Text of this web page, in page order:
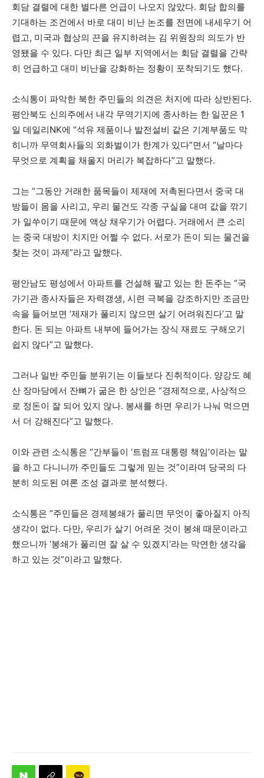
회담 결렬에 대한 별다른 언급이 나오지 않았다. 회담 합의를
기대하는 조건에서 바로 대미 비난 논조를 전면에 내세우기 어
렵고, 미국과 협상의 끈을 유지하려는 김 위원장의 의도가 반
영됐을 수 있다. 다만 최근 일부 지역에서는 회담 결렬을 간략
히 언급하고 대미 비난을 강화하는 정황이 포착되기도 했다.
소식통이 파악한 북한 주민들의 의견은 처지에 따라 상반된다.
평안북도 신의주에서 내각 무역기지에 종사하는 한 일꾼은 1
일 데일리NK에 “석유 제품이나 발전설비 같은 기계부품도 막
히니까 무역회사들의 외화벌이가 한계가 있다”면서 “날마다
무엇으로 계획을 채울지 머리가 복잡하다”고 말했다.
그는 “그동안 거래한 품목들이 제재에 저촉된다면서 중국 대
방들이 몸을 사리고, 우리 물건도 각종 구실을 대며 값을 깎기
가 일쑤이기 때문에 액상 채우기가 어렵다. 거래에서 큰 소리
는 중국 대방이 치지만 어쩔 수 없다. 서로가 돈이 되는 물건을
찾는 것이 과제”라고 말했다.
평안남도 평성에서 아파트를 건설해 팔고 있는 한 돈주는 “국
가기관 종사자들은 자력갱생, 시련 극복을 강조하지만 조금만
속을 들어보면 ‘제재가 풀리지 않으면 살기 어려워진다’고 말
한다. 돈 되는 아파트 내부에 들어가는 장식 재료도 구해오기
쉽지 않다”고 말했다.
그러나 일반 주민들 분위기는 이들보다 진취적이다. 양강도 혜
산 장마당에서 잔뼈가 굶은 한 상인은 “경제적으로, 사상적으
로 정돈이 잘 되어 있지 않나. 봉새를 하면 우리가 나눠 먹으면
서 더 강해진다”고 말했다.
이와 관련 소식통은 “간부들이 ‘트럼프 대통령 책임’이라는 말
을 하고 다니니까 주민들도 그렇게 믿는 것”이라며 당국의 다
분히 의도된 여론 조성 결과로 분석했다.
소식통은 “주민들은 경제봉쇄가 풀리면 무엇이 좋아질지 아직
생각이 없다. 다만, 우리가 살기 어려운 것이 봉쇄 때문이라고
했으니까 ‘봉쇄가 풀리면 잘 살 수 있겠지’라는 막연한 생각을
하고 있는 것”이라고 말했다.